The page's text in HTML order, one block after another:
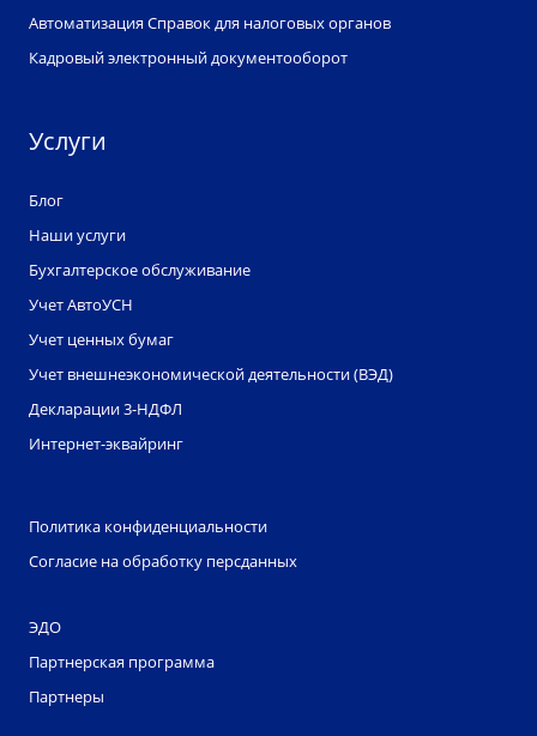
Автоматизация Справок для налоговых органов
Кадровый электронный документооборот
Услуги
Блог
Наши услуги
Бухгалтерское обслуживание
Учет АвтоУСН
Учет ценных бумаг
Учет внешнеэкономической деятельности (ВЭД)
Декларации 3-НДФЛ
Интернет-эквайринг
Политика конфиденциальности
Согласие на обработку персданных
ЭДО
Партнерская программа
Партнеры